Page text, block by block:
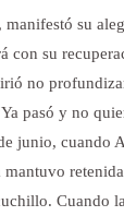
su
con su
no
pasó y no
junio, cuando
Cuando